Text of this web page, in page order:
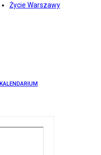
Życie Warszawy
KALENDARIUM